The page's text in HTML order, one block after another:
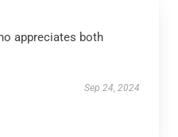
appreciates both
Sep 24, 2024